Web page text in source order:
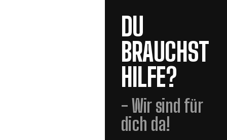
DU
BRAUCHST
HILFE?
- Wir sind für
dich da!